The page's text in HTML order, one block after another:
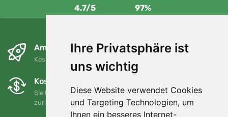
Ihre Privatsphäre ist
uns wichtig
Diese Website verwendet Cookies
und Targeting Technologien, um
Ihnen ein besseres Internet-
4,7/5 97%
Am nächsten Tag und kostenlos
Kostenloser Versand für Bestellungen über 80 EUR
Kostenloser Umtausch und Rückgabe
Sie können Ihre Bestellung jederzeit innerhalb von 90 Tagen
zurückgeben oder umtauschen.